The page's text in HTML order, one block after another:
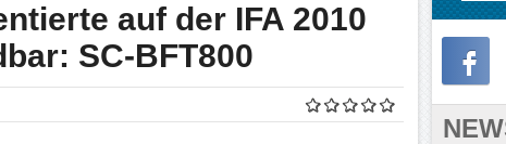
auf der IFA 2010
SC-BFT800